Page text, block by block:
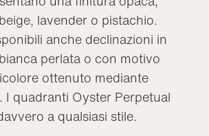
lavender o pistachio.
anche declinazioni in
perlata o con motivo
ottenuto mediante
I quadranti Oyster Perpetual
a qualsiasi stile.